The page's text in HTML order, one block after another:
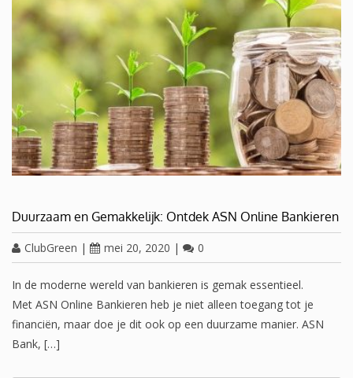
Duurzaam en Gemakkelijk: Ontdek ASN Online Bankieren
ClubGreen | mei 20, 2020 | 0
In de moderne wereld van bankieren is gemak essentieel.
Met ASN Online Bankieren heb je niet alleen toegang tot je
financiën, maar doe je dit ook op een duurzame manier. ASN
Bank, […]